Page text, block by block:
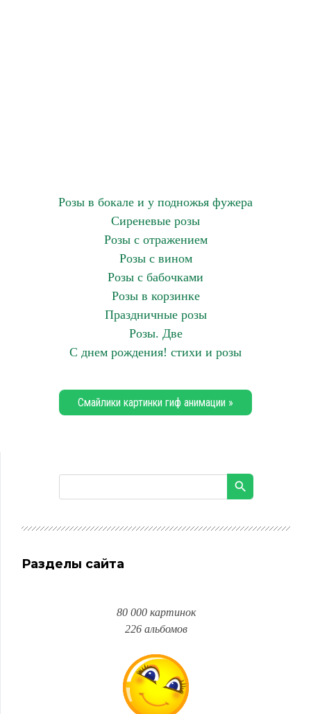
Розы в бокале и у подножья фужера
Сиреневые розы
Розы с отражением
Розы с вином
Розы с бабочками
Розы в корзинке
Праздничные розы
Розы. Две
С днем рождения! стихи и розы
Смайлики картинки гиф анимации »
Разделы сайта
80 000 картинок
226 альбомов